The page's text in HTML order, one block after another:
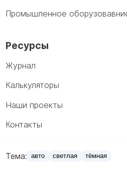
Промышленное
Ресурсы
Журнал
Калькуляторы
Наши проекты
Контакты
Тема: авто светлая тёмная